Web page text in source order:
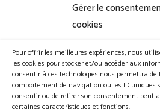
Gérer le
cookies
Pour offrir les meilleures expériences, nous
les cookies pour stocker et/ou accéder aux
consentir à ces technologies nous permettra
comportement de navigation ou les ID uniques
consentir ou de retirer son consentement peut
Animation
Emploi
Environnement
Les jeunes et
Le Club